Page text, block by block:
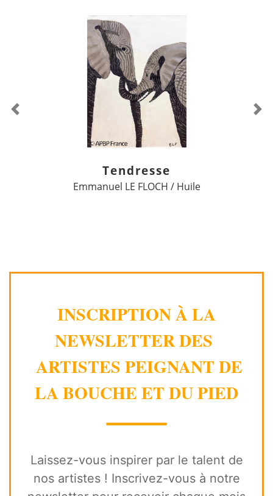
Tendresse
Emmanuel LE FLOCH / Huile
Previous
INSCRIPTION À LA
NEWSLETTER DES
ARTISTES PEIGNANT DE
LA BOUCHE ET DU PIED
⸻
Laissez-vous inspirer par le talent de
nos artistes ! Inscrivez-vous à notre